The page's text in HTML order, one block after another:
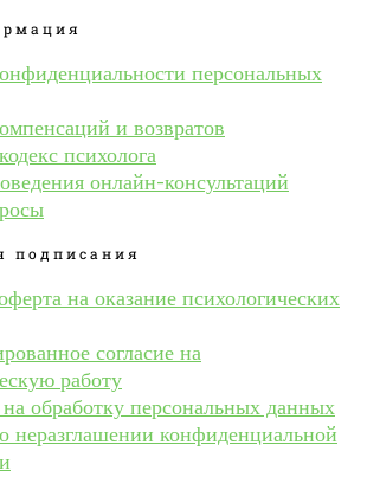
персональных
и возвратов
психолога
онлайн-консультаций
подписания
на оказание психологических
согласие на
работу
обработку персональных данных
неразглашении конфиденциальной